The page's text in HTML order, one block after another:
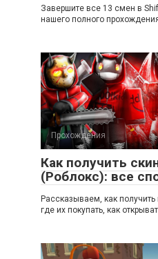
Завершите все 13 смен в
нашего полного
Прохождения
Как получить
(Роблокс): все
Рассказываем, как
где их покупать, как